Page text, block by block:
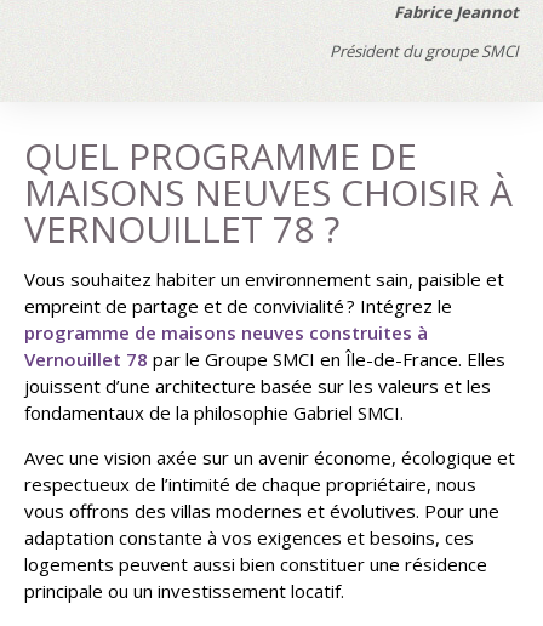
Fabrice Jeannot
Président du groupe SMCI
QUEL PROGRAMME DE
MAISONS NEUVES CHOISIR À
VERNOUILLET 78 ?
Vous souhaitez habiter un environnement sain, paisible et
empreint de partage et de convivialité ? Intégrez le
programme de maisons neuves construites à
Vernouillet 78 par le Groupe SMCI en Île-de-France. Elles
jouissent d’une architecture basée sur les valeurs et les
fondamentaux de la philosophie Gabriel SMCI.
Avec une vision axée sur un avenir économe, écologique et
respectueux de l’intimité de chaque propriétaire, nous
vous offrons des villas modernes et évolutives. Pour une
adaptation constante à vos exigences et besoins, ces
logements peuvent aussi bien constituer une résidence
principale ou un investissement locatif.